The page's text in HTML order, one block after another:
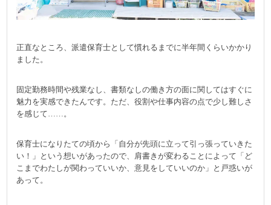
正直なところ、派遣保育士として慣れるまでに半年間くらいかかり
ました。
固定勤務時間や残業なし、書類なしの働き方の面に関してはすぐに
魅力を実感できたんです。ただ、役割や仕事内容の点で少し難しさ
を感じて……。
保育士になりたての頃から「自分が先頭に立って引っ張っていきた
い！」という想いがあったので、肩書きが変わることによって「ど
こまでわたしが関わっていいか、意見をしていいのか」と戸惑いが
あって。